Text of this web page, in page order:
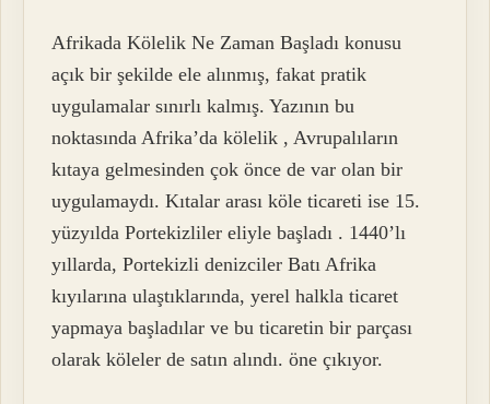
Afrikada Kölelik Ne Zaman Başladı konusu
açık bir şekilde ele alınmış, fakat pratik
uygulamalar sınırlı kalmış. Yazının bu
noktasında Afrika’da kölelik , Avrupalıların
kıtaya gelmesinden çok önce de var olan bir
uygulamaydı. Kıtalar arası köle ticareti ise 15.
yüzyılda Portekizliler eliyle başladı . 1440’lı
yıllarda, Portekizli denizciler Batı Afrika
kıyılarına ulaştıklarında, yerel halkla ticaret
yapmaya başladılar ve bu ticaretin bir parçası
olarak köleler de satın alındı. öne çıkıyor.